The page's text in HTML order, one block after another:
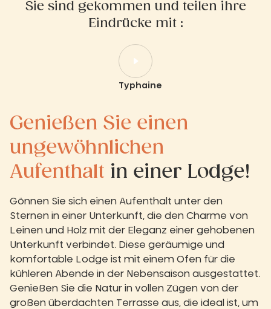
Sie sind gekommen und teilen ihre
Eindrücke mit :
Typhaine
Genießen Sie einen
ungewöhnlichen
Aufenthalt in einer Lodge!
Gönnen Sie sich einen Aufenthalt unter den
Sternen in einer Unterkunft, die den Charme von
Leinen und Holz mit der Eleganz einer gehobenen
Unterkunft verbindet. Diese geräumige und
komfortable Lodge ist mit einem Ofen für die
kühleren Abende in der Nebensaison ausgestattet.
Genießen Sie die Natur in vollen Zügen von der
großen überdachten Terrasse aus, die ideal ist, um